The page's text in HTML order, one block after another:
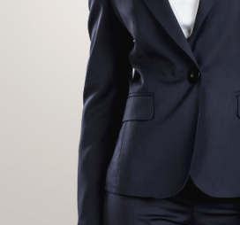
Cancelar Crear
lista de deseos.
Cancelar